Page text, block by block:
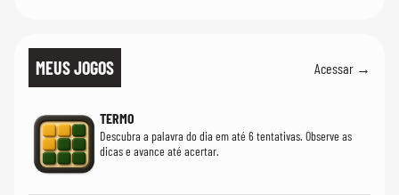
MEUS JOGOS Acessar →
TERMO
Descubra a palavra do dia em até 6 tentativas. Observe as
dicas e avance até acertar.